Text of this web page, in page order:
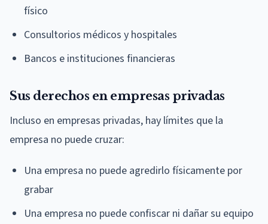
físico
Consultorios médicos y hospitales
Bancos e instituciones financieras
Sus derechos en empresas privadas
Incluso en empresas privadas, hay límites que la
empresa no puede cruzar:
Una empresa no puede agredirlo físicamente por
grabar
Una empresa no puede confiscar ni dañar su equipo